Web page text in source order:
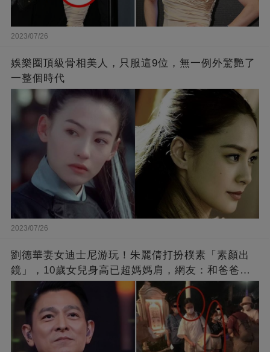
2023/07/26
娛樂圈頂級骨相美人，只服這9位，無一例外驚艷了
一整個時代
2023/07/26
劉德華妻女迪士尼游玩！朱麗倩打扮樸素「素顏出
鏡」，10歲女兒身高已超媽媽肩，網友：和爸爸劉
德華長相十分相似